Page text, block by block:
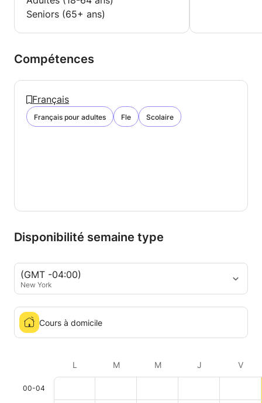
Seniors (65+ ans)
Compétences
Français
Français pour adultes Fle Scolaire
Disponibilité semaine type
(GMT -04:00)
New York
Cours à domicile
L M M J V
00-04